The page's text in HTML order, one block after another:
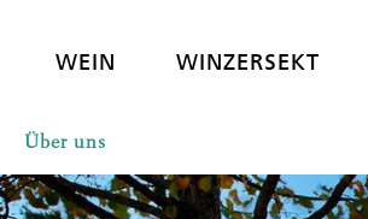
WEIN WINZERSEKT
Über uns